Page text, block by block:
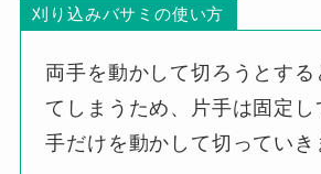
刈り込みバサミの使い方
両手を動かして切ろうとす
てしまうため、片手は固定
手だけを動かして切っていき